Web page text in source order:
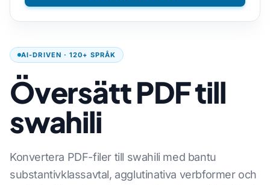
AI-DRIVEN · 120+ SPRÅK
Översätt PDF till
swahili
Konvertera PDF-filer till swahili med bantu
substantivklassavtal, agglutinativa verbformer och